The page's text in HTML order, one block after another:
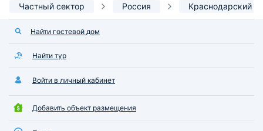
Частный сектор Россия Краснодарский
Найти гостевой дом
Найти тур
Войти в личный кабинет
Добавить объект размещения